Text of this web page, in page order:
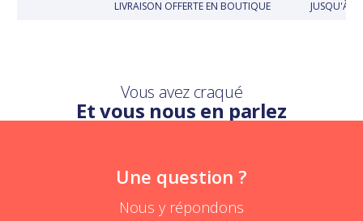
LIVRAISON OFFERTE EN BOUTIQUE JUSQU'À
Vous avez craqué
Et vous nous en parlez
Une question ?
Nous y répondons